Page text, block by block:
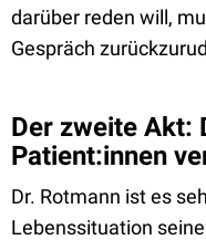
darüber reden will,
Gespräch
Der zweite Akt:
Patient:innen
Dr. Rotmann ist es
Lebenssituation